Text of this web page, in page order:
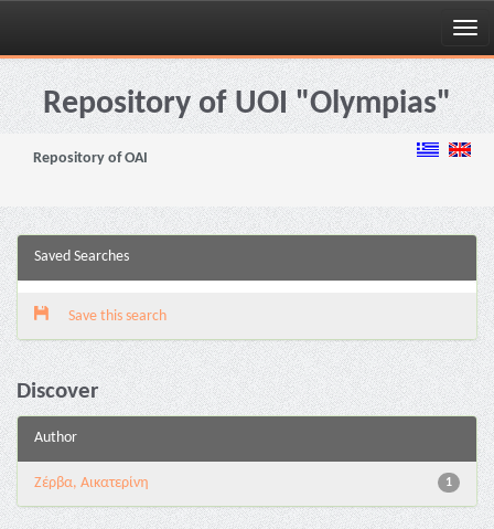
Skip
navigationRepository of UOI "Olympias"
Repository of OAI
Saved Searches
Save this search
Discover
Author
1
Ζέρβα, Αικατερίνη